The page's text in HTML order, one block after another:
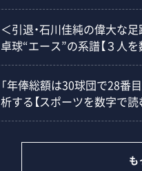
＜引退・石川佳純の偉大な
卓球“エース”の系譜【３人を
「年俸総額は30球団で28番
析する【スポーツを数字で読
も